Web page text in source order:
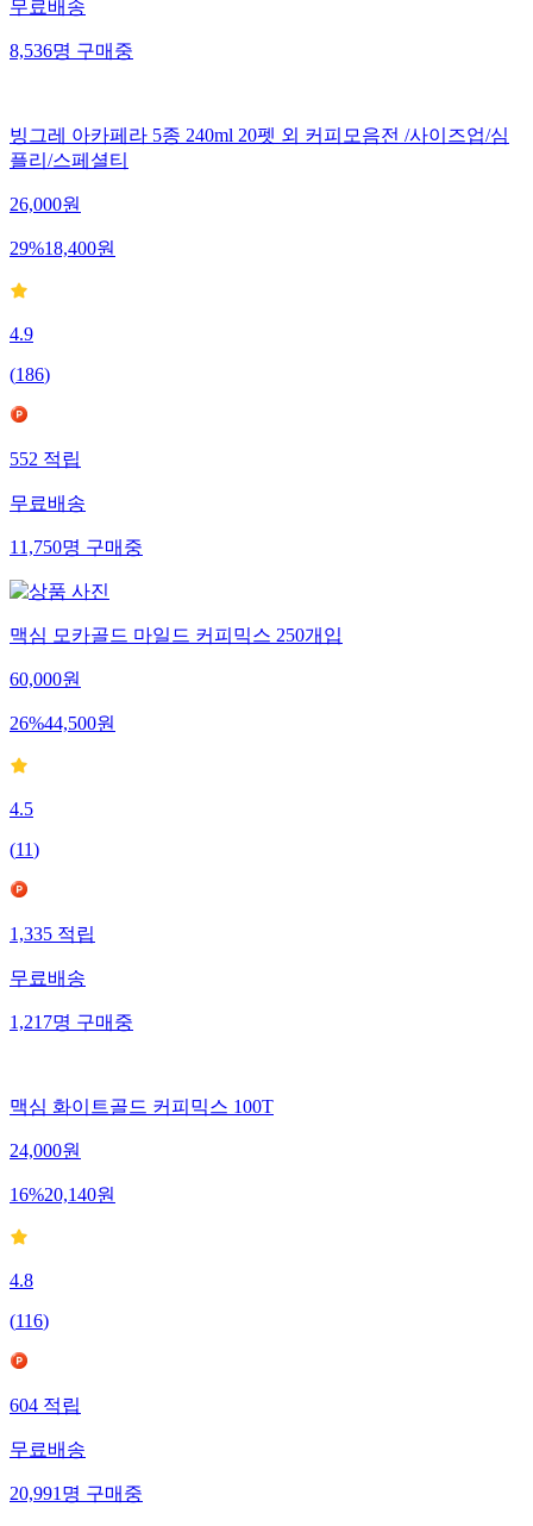
무료배송
8,536명구매중
빙그레 아카페라 5종 240ml 20펫 외 커피모음전 /사이즈업/심
플리/스페셜티
26,000원
29%18,400원
4.9
(186)
552적립
무료배송
11,750명구매중
맥심 모카골드 마일드 커피믹스 250개입
60,000원
26%44,500원
4.5
(11)
1,335적립
무료배송
1,217명구매중
맥심 화이트골드 커피믹스 100T
24,000원
16%20,140원
4.8
(116)
604적립
무료배송
20,991명구매중